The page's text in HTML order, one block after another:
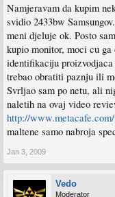
Namjeravam da kupim
svidio 2433bw
meni djeluje ok. Posto
kupio monitor, moci cu
identifikaciju
trebao obratiti paznju ili
Svrljao sam po netu, ali
naletih na ovaj video
http://
maltene samo nabroja
Jan 3, 2009
Vedo
Moderator